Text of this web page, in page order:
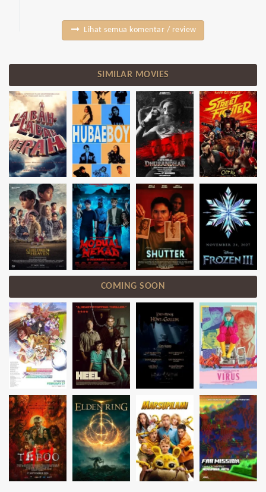
Lihat semua komentar / review
SIMILAR MOVIES
COMING SOON